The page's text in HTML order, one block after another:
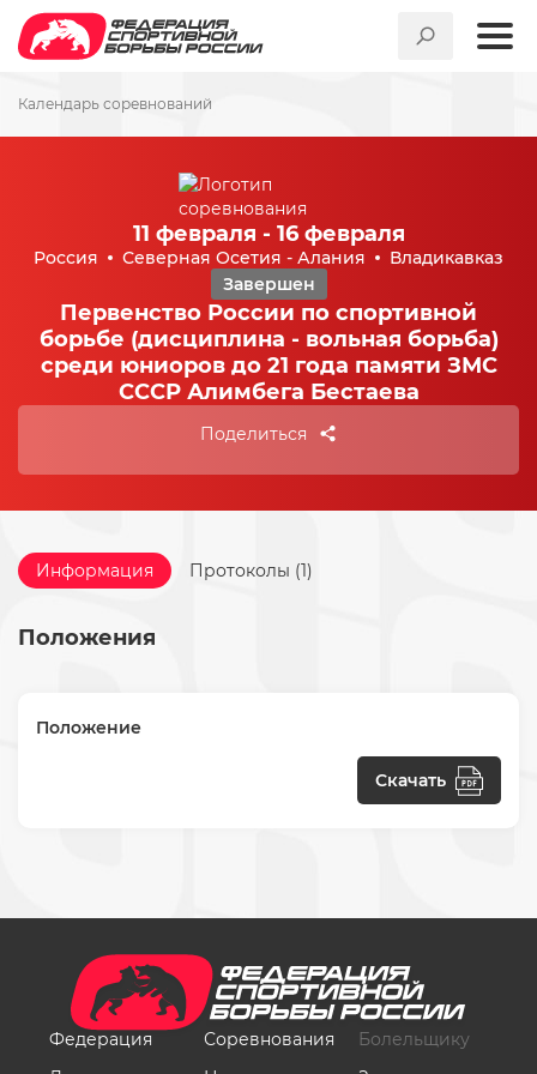
Календарь соревнований
11 февраля - 16 февраля
Россия Северная Осетия - Алания
Владикавказ
Завершен
Первенство России по спортивной
борьбе (дисциплина - вольная борьба)
среди юниоров до 21 года памяти ЗМС
СССР Алимбега Бестаева
Поделиться
Информация Протоколы (1)
Положения
Положение
Скачать
Федерация
Соревнования
Болельщику